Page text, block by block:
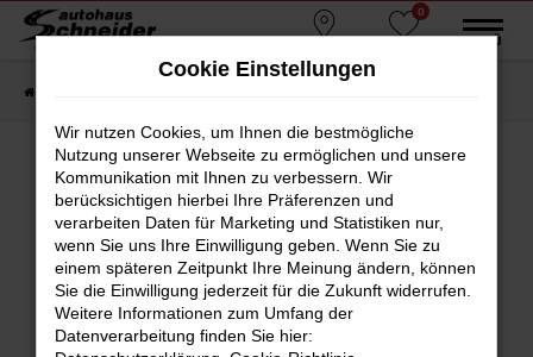
Zum
0
MENÜ
Fehler: Network Error
Beim Laden ist ein Fehler aufgetreten.
Hier sind ein paar Tipps, die dir helfen können:
Überprüfe deine Firewall und deine
Internetverbindung.
Cookie Einstellungen
Wir nutzen Cookies, um Ihnen die bestmögliche
Nutzung unserer Webseite zu ermöglichen und unsere
Kommunikation mit Ihnen zu verbessern. Wir
berücksichtigen hierbei Ihre Präferenzen und
verarbeiten Daten für Marketing und Statistiken nur,
wenn Sie uns Ihre Einwilligung geben. Wenn Sie zu
einem späteren Zeitpunkt Ihre Meinung ändern, können
Sie die Einwilligung jederzeit für die Zukunft widerrufen.
Weitere Informationen zum Umfang der
Datenverarbeitung finden Sie hier: